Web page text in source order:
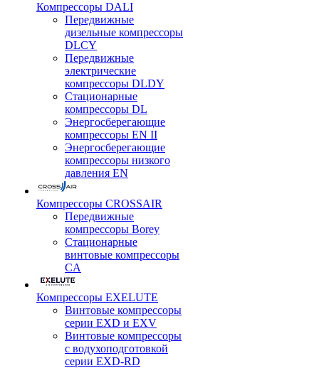
Компрессоры DALI
Передвижные
дизельные компрессоры
DLCY
Передвижные
электрические
компрессоры DLDY
Стационарные
компрессоры DL
Энергосберегающие
компрессоры EN II
Энергосберегающие
компрессоры низкого
давления EN
Компрессоры CROSSAIR
Передвижные
компрессоры Borey
Стационарные
винтовые компрессоры
CA
Компрессоры EXELUTE
Винтовые компрессоры
серии EXD и EXV
Винтовые компрессоры
с водухоподготовкой
серии EXD-RD